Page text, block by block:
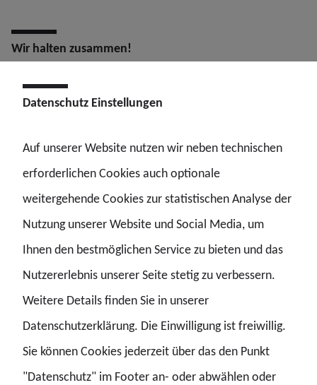
Wir halten zusammen!
In unserer Gewerkschaft gibt es ein ausgeprägtes Wir-
Gefühl - wie in der Polizei auch. Die Kolleginnen und
GdP: Offene Ohren - und guter Rat mit Hand und Fuß
Was erwartest Du von Deiner Gewerkschaft ? Sicherlich,
dass sie da ist, wenn sie gebraucht wird. Also: Kurze
Datenschutz Einstellungen
Auf unserer Website nutzen wir neben technischen
erforderlichen Cookies auch optionale
weitergehende Cookies zur statistischen Analyse der
Nutzung unserer Website und Social Media, um
Ihnen den bestmöglichen Service zu bieten und das
Nutzererlebnis unserer Seite stetig zu verbessern.
Weitere Details finden Sie in unserer
Datenschutzerklärung. Die Einwilligung ist freiwillig.
Sie können Cookies jederzeit über das den Punkt
"Datenschutz" im Footer an- oder abwählen oder